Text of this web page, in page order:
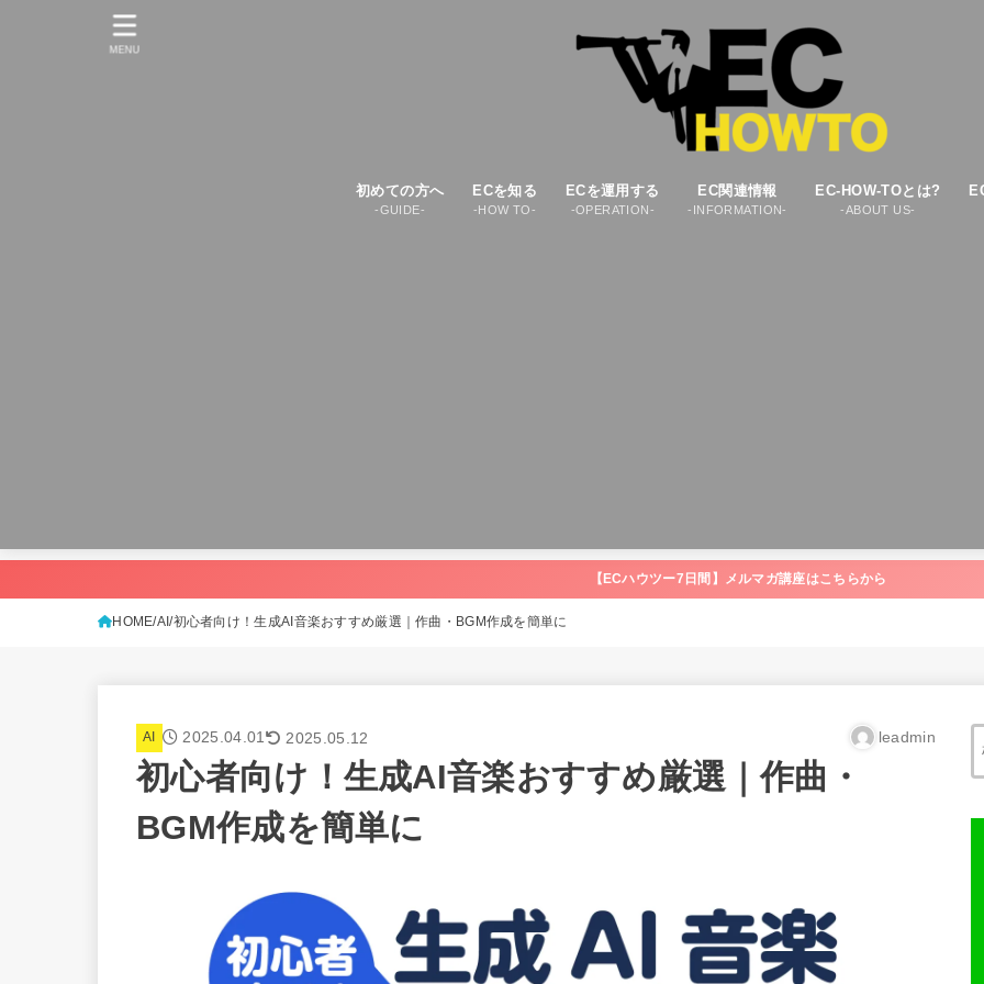
初めての方へ
-GUIDE-
ECを知る
-HOW TO-
ECを運用する
-OPERATION-
EC関連情報
-INFORMATION-
EC-HOW-TOとは?
-ABOUT US-
MENU
【ECハウツー7日間】メルマガ講座はこちらから
HOME AI 初心者向け！生成AI音楽おすすめ厳選｜作曲・BGM作成を簡単に
AI 2025.04.01 2025.05.12 leadmin
初心者向け！生成AI音楽おすすめ厳選｜作曲・
BGM作成を簡単に